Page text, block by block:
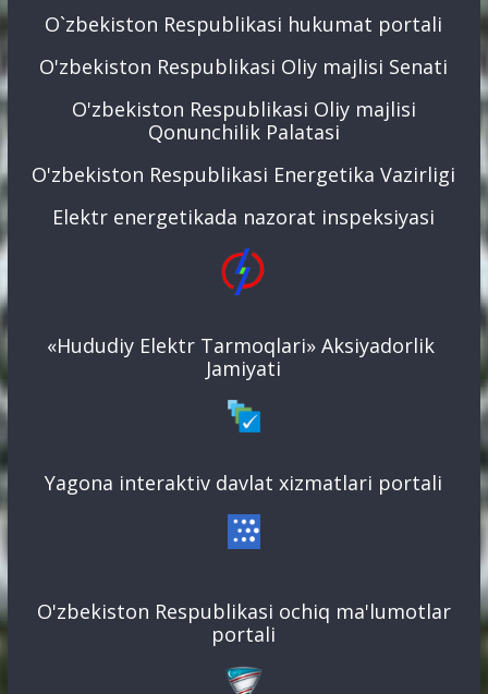
O`zbekiston Respublikasi hukumat portali
O'zbekiston Respublikasi Oliy majlisi Senati
O'zbekiston Respublikasi Oliy majlisi
Qonunchilik Palatasi
O'zbekiston Respublikasi Energetika Vazirligi
Elektr energetikada nazorat inspeksiyasi
«Hududiy Elektr Tarmoqlari» Aksiyadorlik
Jamiyati
Yagona interaktiv davlat xizmatlari portali
O'zbekiston Respublikasi ochiq ma'lumotlar
portali